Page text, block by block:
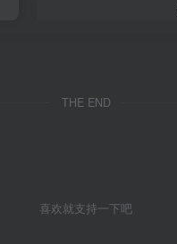
THE END
喜欢就支持一下吧